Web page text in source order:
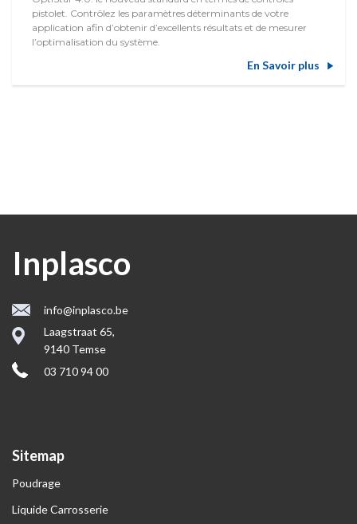
pistolet. Contrôlez les paramètres déterminants de votre
application afin d’obtenir d’excellents résultats et de mesurer
l’optimalisation du système.
En Savoir plus
Inplasco
info@inplasco.be
Laagstraat 65,
9140 Temse
03 710 94 00
Sitemap
Poudrage
Liquide Carrosserie